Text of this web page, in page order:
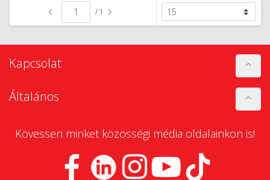
/ 1
Kapcsolat
Általános
Kövessen minket közösségi média oldalainkon is!